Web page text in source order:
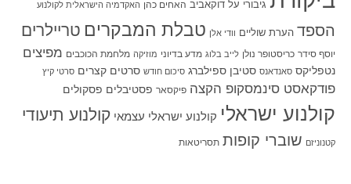
גיבורי על דוקאביב האחים כהן האקדמיה הישראלית לקולנוע
הספד הערת שוליים וודי אלן טבלת המבקרים טריילרים
יוסף סידר כריסטופר נולן לייב בלוג מדע בדיוני מוזיקה מלחמת הכוכבים מפיצים
נטפליקס סאנדאנס סטיבן ספילברג סיכום חודש סרטים קצרים סרטי קיץ
פודקאסט סינמסקופ הקצה פיקסאר פסטיבלים פסקולים
קולנוע ישראלי קולנוע ישראלי עצמאי קולנוע תיעודי
קטנוניזם שוברי קופות תסריטאות